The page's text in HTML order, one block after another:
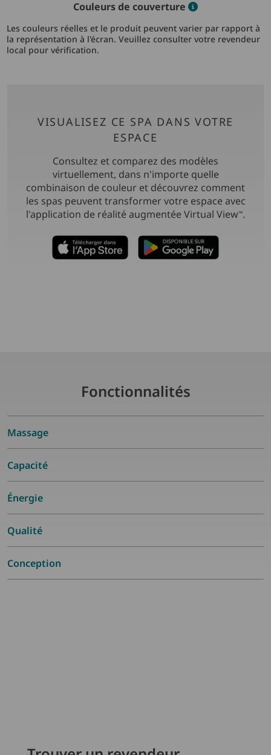
Couleurs de couverture Color
Les couleurs réelles et le produit peuvent varier par rapport à
la représentation à l'écran. Veuillez consulter votre revendeur
local pour vérification.
VISUALISEZ CE SPA DANS VOTRE
ESPACE
Consultez et comparez des modèles
virtuellement, dans n'importe quelle
combinaison de couleur et découvrez comment
les spas peuvent transformer votre espace avec
l'application de réalité augmentée Virtual View™.
Fonctionnalités
Massage
Capacité
Énergie
Qualité
Conception